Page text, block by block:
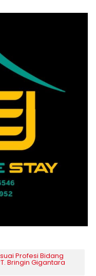
Profesi Bidang
Bringin Gigantara